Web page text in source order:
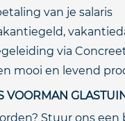
van je salaris
via
mooi en levend
VOORMAN
Stuur ons